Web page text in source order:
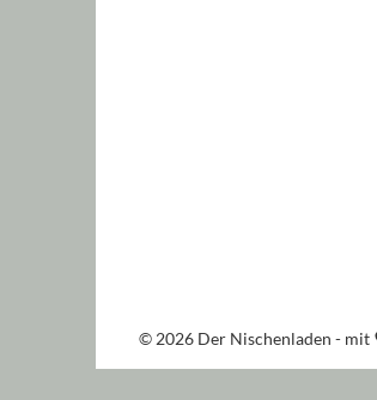
© 2026 Der Nischenladen - mit